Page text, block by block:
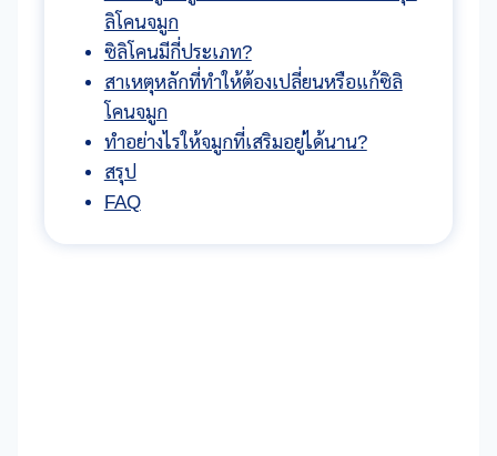
ลิโคนจมูก
ซิลิโคนมีกี่ประเภท?
สาเหตุหลักที่ทำให้ต้องเปลี่ยนหรือแก้ซิลิ
โคนจมูก
ทำอย่างไรให้จมูกที่เสริมอยู่ได้นาน?
สรุป
FAQ